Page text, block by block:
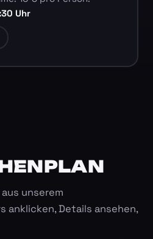
Uhr
unserem
anklicken, Details ansehen,